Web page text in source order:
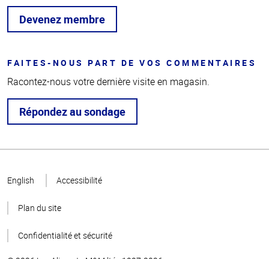
Devenez membre
FAITES-NOUS PART DE VOS COMMENTAIRES
Racontez-nous votre dernière visite en magasin.
Répondez au sondage
page
English Accessibilité
Plan du site
Confidentialité et sécurité